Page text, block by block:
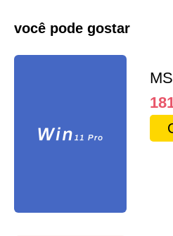
você pode gostar